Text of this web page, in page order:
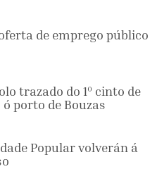
de emprego público
trazado do 1º cinto de
porto de Bouzas
Popular volverán á